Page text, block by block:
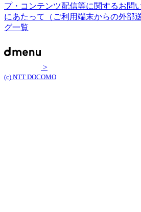
プ・コンテンツ配信等に関するお問
にあたって（ご利用端末からの外部
グ一覧
>
(c) NTT DOCOMO